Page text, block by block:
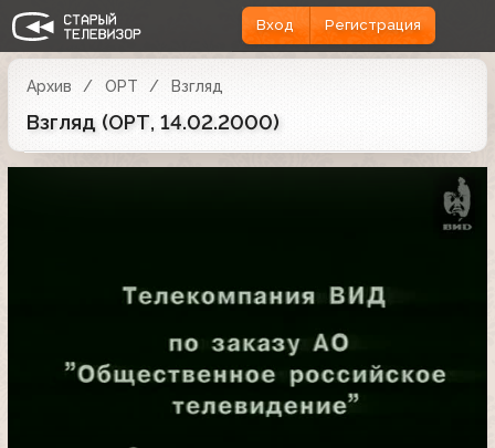
Вход Регистрация
Архив ОРТ Взгляд
Взгляд (ОРТ, 14.02.2000)